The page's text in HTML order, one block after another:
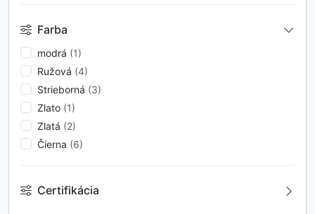
Farba
modrá (1)
Ružová (4)
Strieborná (3)
Zlato (1)
Zlatá (2)
Čierna (6)
Certifikácia